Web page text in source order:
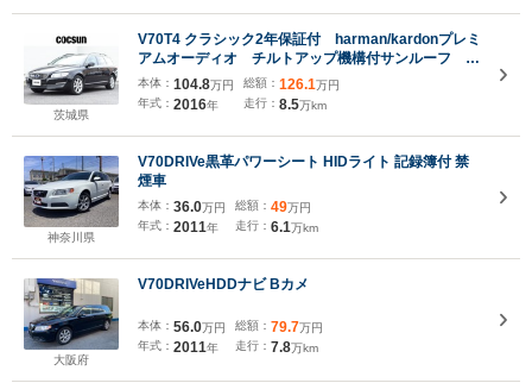
茨城県
V70T4 クラシック2年保証付 harman/kardonプレミ
アムオーディオ チルトアップ機構付サンルーフ イ
ンスクリプションプログラムインテリア 本革シー
ト シートヒーター シートエアコン パワーテール
ゲート 禁煙車
本体： 104.8万円
年式： 2016年
総額： 126.1万円
走行： 8.5万km
神奈川県
V70DRIVe黒革パワーシート HIDライト 記録簿付 禁
煙車
本体： 36.0万円
年式： 2011年
総額： 49万円
走行： 6.1万km
大阪府
V70DRIVeHDDナビ Bカメ
本体： 56.0万円
年式： 2011年
総額： 79.7万円
走行： 7.8万km